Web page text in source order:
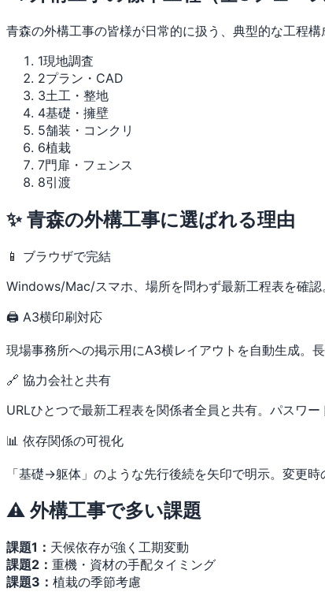
青森の外構工事の皆様が日常的に扱う、典型的な工程
1現地調査
2プラン・CAD
3土工・整地
4基礎・擁壁
5舗装・コンクリ
6植栽
7門扉・フェンス
8引渡
✨ 青森の外構工事に選ばれる理由
📱 ブラウザで完結
Windows/Mac/スマホ、場所を問わず最新工程表を確認
🖨 A3横印刷対応
現場事務所への掲示用にA3横レイアウトを自動生成。
🔗 協力会社と共有
URLひとつで最新工程表を関係者全員と共有。パスワー
📊 依存関係の可視化
「基礎→躯体」のような先行後続を矢印で明示。変更時
⚠️ 外構工事で多い課題
課題1： 天候依存が強く工期変動
課題2： 重機・資材の手配タイミング
課題3： 植栽の季節考慮